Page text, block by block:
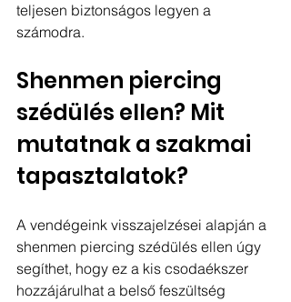
teljesen biztonságos legyen a
számodra.
Shenmen piercing
szédülés ellen? Mit
mutatnak a szakmai
tapasztalatok?
A vendégeink visszajelzései alapján a
shenmen piercing szédülés ellen úgy
segíthet, hogy ez a kis csodaékszer
hozzájárulhat a belső feszültség